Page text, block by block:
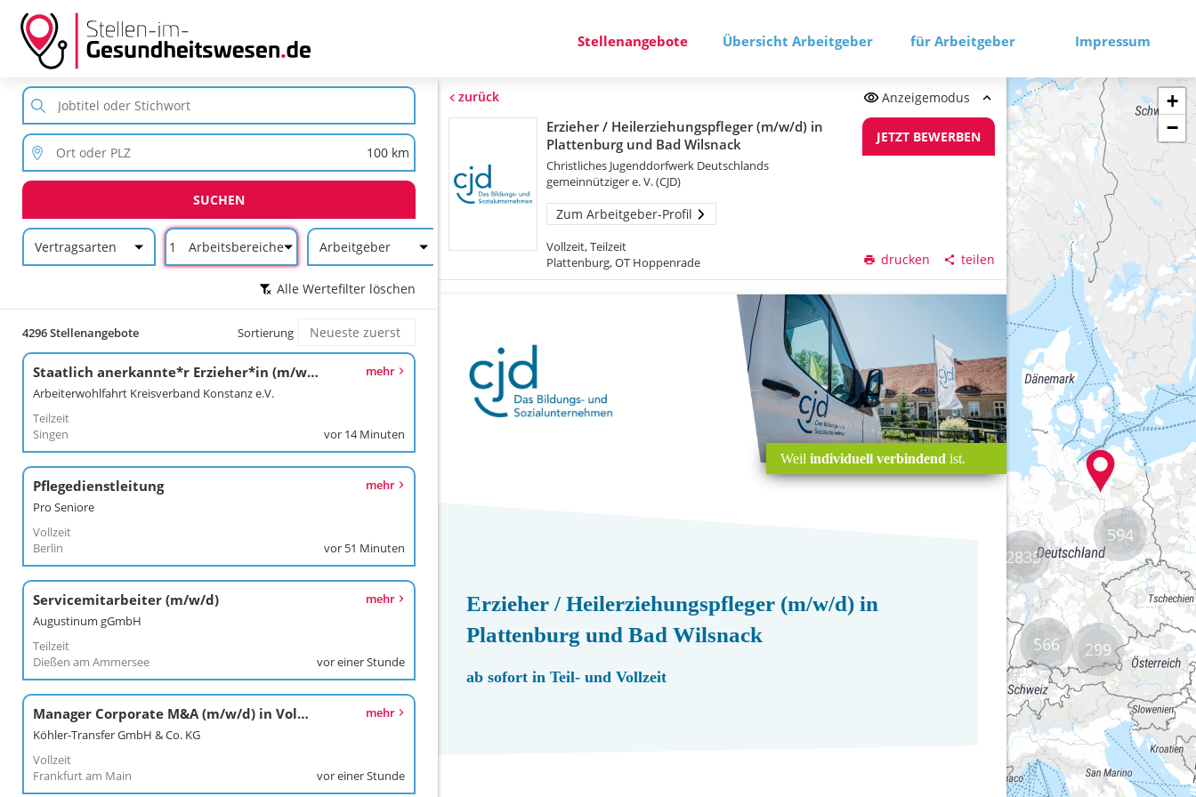
Stellenangebote Übersicht Arbeitgeber für Arbeitgeber Impressum
SUCHEN
Vertragsarten 1 Arbeitsbereiche Arbeitgeber
Alle Wertefilter löschen
4296 Stellenangebote Sortierung
Staatlich anerkannte*r Erzieher*in (m/w/d)
Arbeiterwohlfahrt Kreisverband Konstanz e.V.
Teilzeit
Singen
mehr
vor 14 Minuten
Pflegedienstleitung
Pro Seniore
Vollzeit
Berlin
mehr
vor 51 Minuten
Servicemitarbeiter (m/w/d)
Augustinum gGmbH
Teilzeit
Dießen am Ammersee
mehr
vor einer Stunde
Manager Corporate M&A (m/w/d) in Vollzeit in Frankfurt am Main
Köhler-Transfer GmbH & Co. KG
Vollzeit
Frankfurt am Main
mehr
vor einer Stunde
zurück Anzeigemodus
Erzieher / Heilerziehungspfleger (m/w/d) in
Plattenburg und Bad Wilsnack
Christliches Jugenddorfwerk Deutschlands
gemeinnütziger e. V. (CJD)
Zum Arbeitgeber-Profil
Vollzeit, Teilzeit
Plattenburg, OT Hoppenrade
JETZT BEWERBEN
drucken teilen
2835
594
566 299
+
−